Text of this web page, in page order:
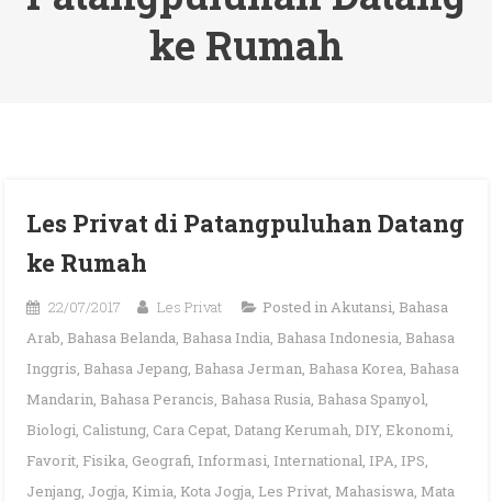
ke Rumah
Les Privat di Patangpuluhan Datang
ke Rumah
22/07/2017 Les Privat Posted inAkutansi, Bahasa
Arab, Bahasa Belanda, Bahasa India, Bahasa Indonesia, Bahasa
Inggris, Bahasa Jepang, Bahasa Jerman, Bahasa Korea, Bahasa
Mandarin, Bahasa Perancis, Bahasa Rusia, Bahasa Spanyol,
Biologi, Calistung, Cara Cepat, Datang Kerumah, DIY, Ekonomi,
Favorit, Fisika, Geografi, Informasi, International, IPA, IPS,
Jenjang, Jogja, Kimia, Kota Jogja, Les Privat, Mahasiswa, Mata